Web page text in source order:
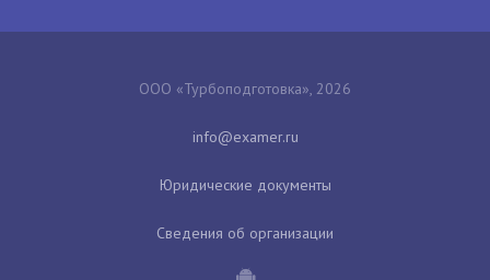
ООО «Турбоподготовка», 2026
Юридические документы
Сведения об организации